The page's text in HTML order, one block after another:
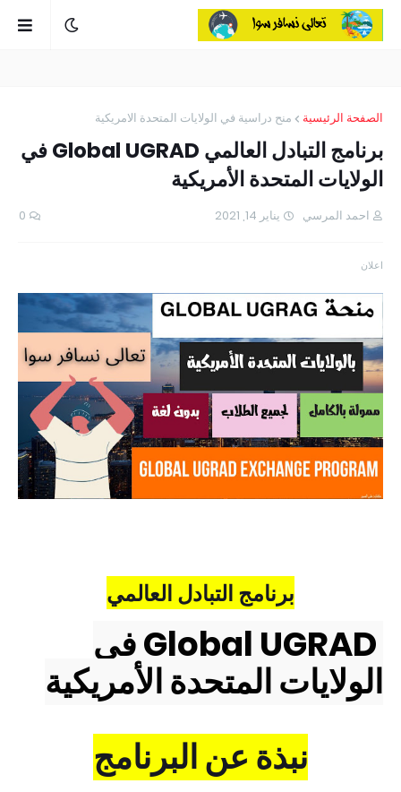
الصفحة الرئيسية منح دراسية في الولايات المتحدة الامريكية
برنامج التبادل العالمي Global UGRAD في
الولايات المتحدة الأمريكية
احمد المرسي يناير 14, 2021 0
اعلان
برنامج التبادل العالمي
Global UGRADفي
الولايات المتحدة الأمريكية
نبذة عن البرنامج